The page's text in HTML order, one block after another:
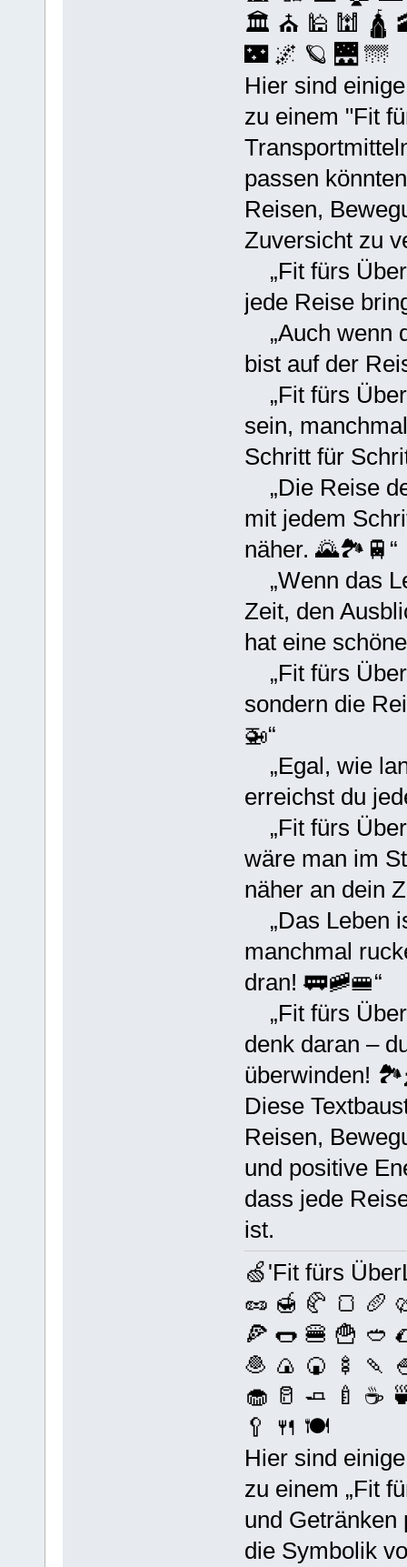
🏛️ ⛪️ 🕌 🕍 🛕
🌃 🌌 🪐 🌉 🌁
Hier sind
zu einem "Fit
passen
Reisen,
Zuversicht zu
„Fit fürs
jede Reise
„Auch wenn
bist auf der
„Fit fürs
sein,
Schritt für
„Die Reise
mit jedem
näher. 🌄🏞️🚆“
„Wenn das
Zeit, den
hat eine
„Fit fürs
sondern die
🚁“
„Egal, wie
erreichst du
„Fit fürs
wäre man im
näher an dein
„Das Leben
manchmal
dran! 🚃🚞🚝“
„Fit fürs
denk daran –
überwinden!
Diese
Reisen,
und positive
dass jede
ist.
🍏'Fit fürs
🥜 🍯 🥐 🍞 🥖
🍕 🌭 🍔 🍟 🥙
🧆 🍙 🍘 🍢 🍡
🧁 🥛 🧈 🍼 ☕️
🥄 🍴 🍽️
Hier sind
zu einem „Fit
und Getränken
die Symbolik